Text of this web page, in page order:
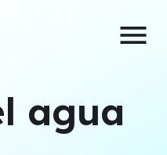
menu
agua